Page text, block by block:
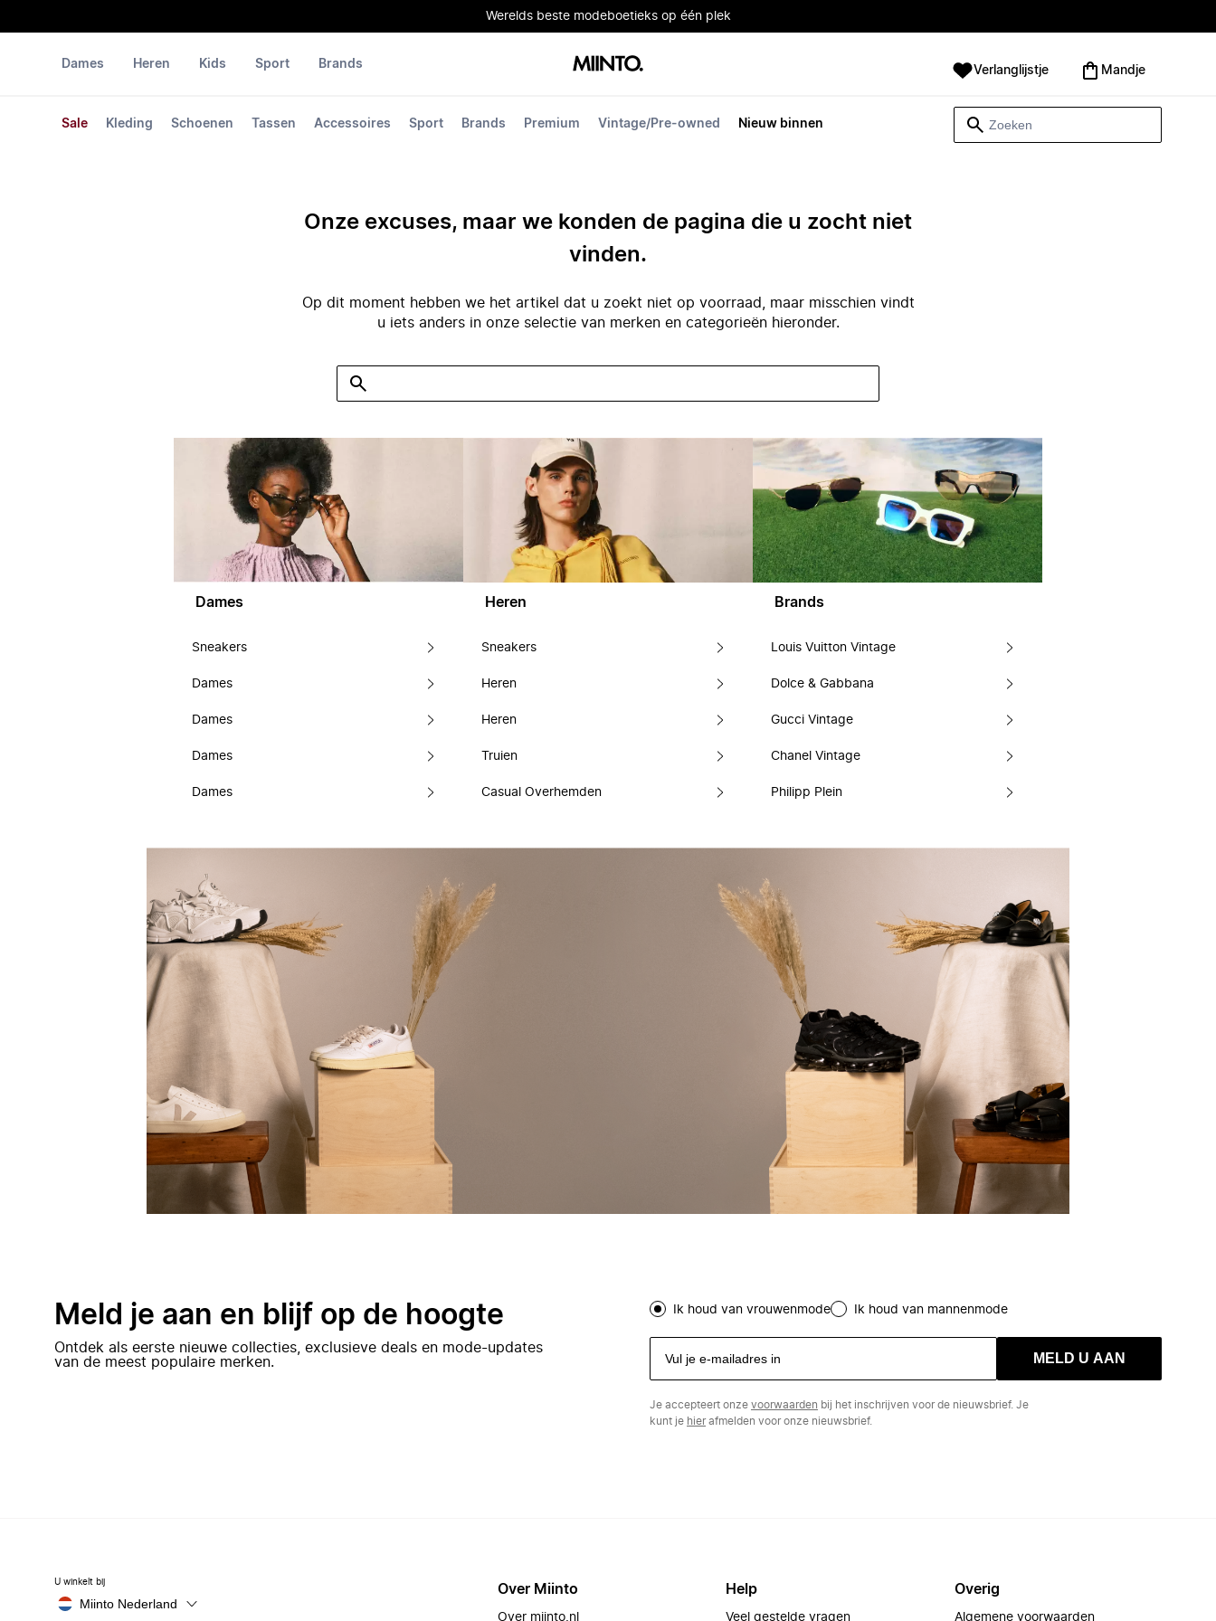
Werelds beste modeboetieks op één plek
Dames
Sale Kleding Schoenen Tassen Accessoires Sport Brands Premium Vintage/Pre-owned Nieuw binnen
Heren Kids Sport Brands Verlanglijstje Mandje
Onze excuses, maar we konden de pagina die u zocht niet
vinden.
Op dit moment hebben we het artikel dat u zoekt niet op voorraad, maar misschien vindt
u iets anders in onze selectie van merken en categorieën hieronder.
Dames
Sneakers
Dames
Dames
Dames
Dames
Heren
Sneakers
Heren
Heren
Truien
Casual Overhemden
Brands
Louis Vuitton Vintage
Dolce & Gabbana
Gucci Vintage
Chanel Vintage
Philipp Plein
Meld je aan en blijf op de hoogte
Ontdek als eerste nieuwe collecties, exclusieve deals en mode-updates
van de meest populaire merken.
Ik houd van vrouwenmode Ik houd van mannenmode
MELD U AAN
Je accepteert onze voorwaarden bij het inschrijven voor de nieuwsbrief. Je
kunt je hierafmelden voor onze nieuwsbrief.
U winkelt bij
Miinto Nederland
Over Miinto
Over miinto.nl
Help
Veel gestelde vragen
Overig
Algemene voorwaarden